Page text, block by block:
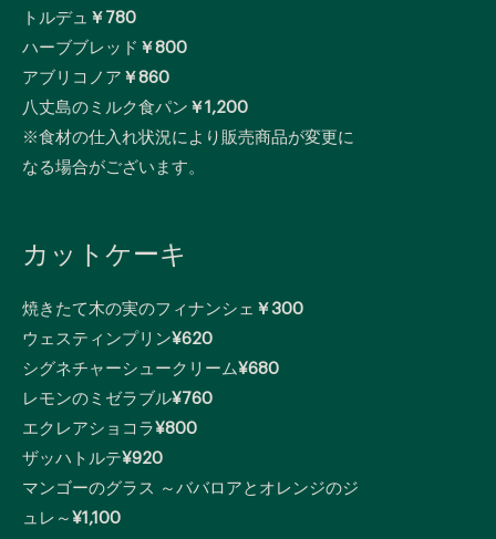
トルデュ ￥780
ハーブブレッド ￥800
アブリコノア ￥860
八丈島のミルク食パン ￥1,200
※食材の仕入れ状況により販売商品が変更に
なる場合がございます。
カットケーキ
焼きたて木の実のフィナンシェ ￥300
ウェスティンプリン¥620
シグネチャーシュークリーム¥680
レモンのミゼラブル¥760
エクレアショコラ ¥800
ザッハトルテ¥920
マンゴーのグラス ～ババロアとオレンジのジ
ュレ～ ¥1,100